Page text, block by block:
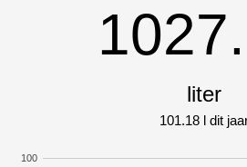
liter
101.18 l dit
100